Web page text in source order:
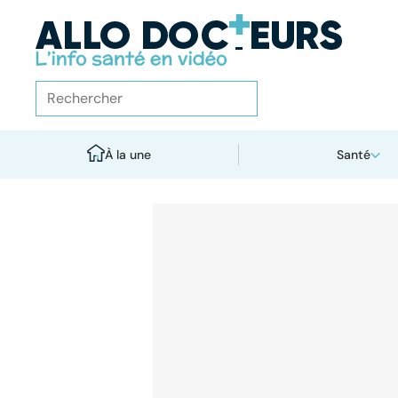
À la une Santé